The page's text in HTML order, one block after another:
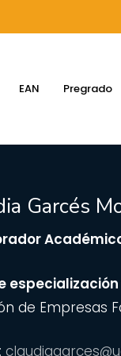
búsqueda
EAN Pregrado
Garcés
de Empresas